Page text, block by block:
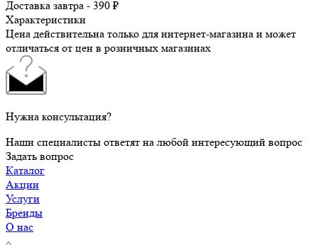
Доставка завтра - 390 ₽
Характеристики
Цена действительна только для интернет-магазина и может
отличаться от цен в розничных магазинах
Нужна консультация?
Наши специалисты ответят на любой интересующий вопрос
Задать вопрос
Каталог
Акции
Услуги
Бренды
О нас